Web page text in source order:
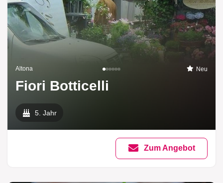
Altona Neu
Fiori Botticelli
5. Jahr
Zum Angebot